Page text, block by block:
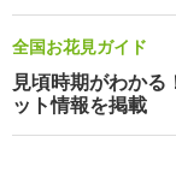
全国お花見ガイド
見頃時期がわか
ット情報を掲載